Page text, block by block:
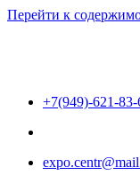
Перейти к
+7(949)-621-83-